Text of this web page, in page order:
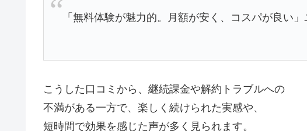
「無料体験が魅力的。月額が安く、コスパが良い
こうした口コミから、継続課金や解約トラブルへの
不満がある一方で、楽しく続けられた実感や、
短時間で効果を感じた声が多く見られます。